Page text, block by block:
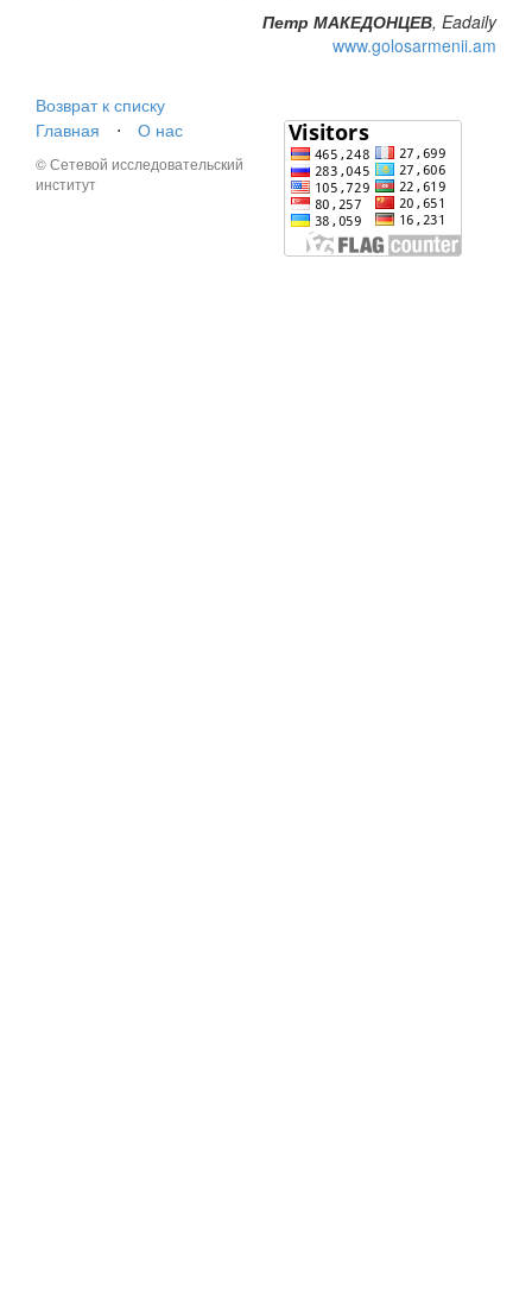
Петр МАКЕДОНЦЕВ, Eadaily
www.golosarmenii.am
Возврат к списку
Главная
⋅ О нас
© Сетевой исследовательский
институт